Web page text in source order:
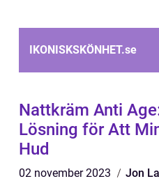
IKONISKSKÖNHET.se
Nattkräm Anti
Lösning för Att
Hud
02 november 2023 Jon